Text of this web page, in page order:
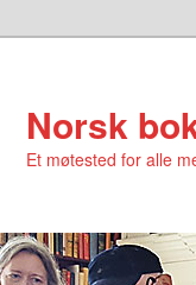
Norsk
Et møtested for alle